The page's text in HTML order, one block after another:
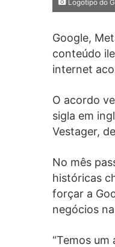
Logotipo do
Google,
conteúdo
internet
O acordo
sigla em
Vestager,
No mês
históricas
forçar a
negócios
“Temos